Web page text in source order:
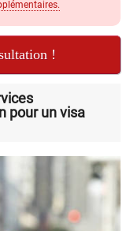
!
pour un visa